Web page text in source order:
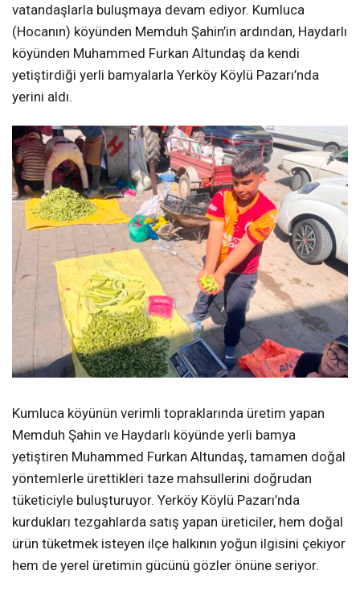
vatandaşlarla buluşmaya devam ediyor. Kumluca
(Hocanın) köyünden Memduh Şahin’in ardından, Haydarlı
köyünden Muhammed Furkan Altundaş da kendi
yetiştirdiği yerli bamyalarla Yerköy Köylü Pazarı’nda
yerini aldı.
Kumluca köyünün verimli topraklarında üretim yapan
Memduh Şahin ve Haydarlı köyünde yerli bamya
yetiştiren Muhammed Furkan Altundaş, tamamen doğal
yöntemlerle ürettikleri taze mahsullerini doğrudan
tüketiciyle buluşturuyor. Yerköy Köylü Pazarı’nda
kurdukları tezgahlarda satış yapan üreticiler, hem doğal
ürün tüketmek isteyen ilçe halkının yoğun ilgisini çekiyor
hem de yerel üretimin gücünü gözler önüne seriyor.